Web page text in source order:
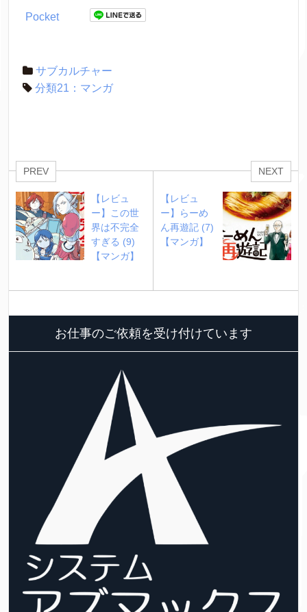
Pocket
サブカルチャー
分類21：マンガ
PREV
【レビュ
ー】この世
界は不完全
すぎる (9)
【マンガ】
NEXT
【レビュ
ー】らーめ
ん再遊記 (7)
【マンガ】
お仕事のご依頼を受け付けています